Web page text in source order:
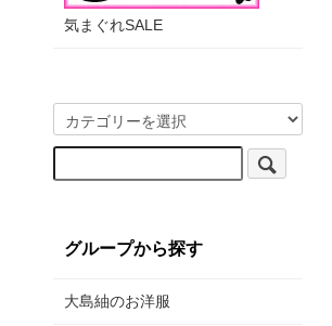
気まぐれSALE
グループから探す
大島紬のお洋服